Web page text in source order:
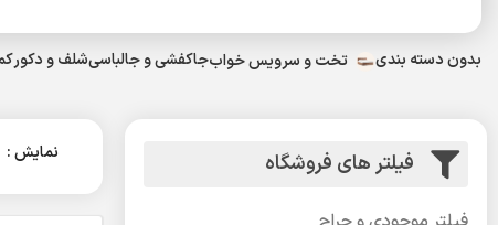
بدون دسته بندی تخت و سرویس خوابجاکفشی و جالباسیشلف و دکور
فیلتر های فروشگاه نمایش